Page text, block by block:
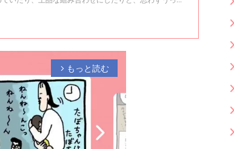
arrow_forward_ios もっと読む